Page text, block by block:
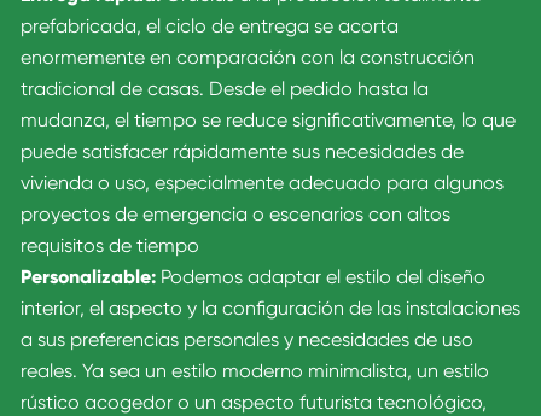
prefabricada, el ciclo de entrega se acorta
enormemente en comparación con la construcción
tradicional de casas. Desde el pedido hasta la
mudanza, el tiempo se reduce significativamente, lo que
puede satisfacer rápidamente sus necesidades de
vivienda o uso, especialmente adecuado para algunos
proyectos de emergencia o escenarios con altos
requisitos de tiempo
Personalizable: Podemos adaptar el estilo del diseño
interior, el aspecto y la configuración de las instalaciones
a sus preferencias personales y necesidades de uso
reales. Ya sea un estilo moderno minimalista, un estilo
rústico acogedor o un aspecto futurista tecnológico,